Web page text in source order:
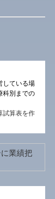
している場
科別までの
試算表を作
業績把